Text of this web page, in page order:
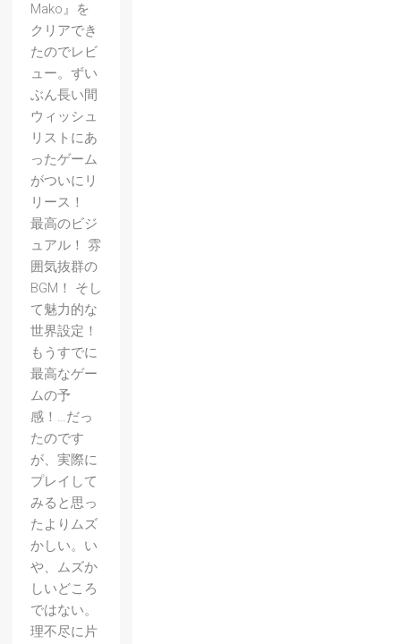
Mako』を
クリアでき
たのでレビ
ュー。ずい
ぶん長い間
ウィッシュ
リストにあ
ったゲーム
がついにリ
リース！
最高のビジ
ュアル！ 雰
囲気抜群の
BGM！ そし
て魅力的な
世界設定！
もうすでに
最高なゲー
ムの予
感！…だっ
たのです
が、実際に
プレイして
みると思っ
たよりムズ
かしい。い
や、ムズか
しいどころ
ではない。
理不尽に片